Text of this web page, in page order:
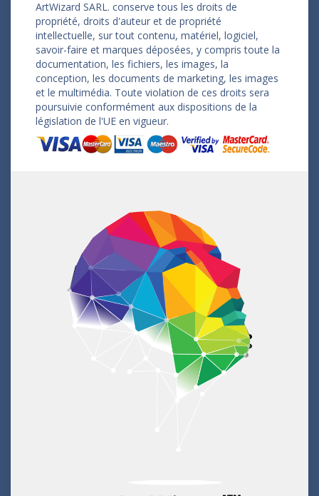
ArtWizard SARL. conserve tous les droits de
propriété, droits d'auteur et de propriété
intellectuelle, sur tout contenu, matériel, logiciel,
savoir-faire et marques déposées, y compris toute la
documentation, les fichiers, les images, la
conception, les documents de marketing, les images
et le multimédia. Toute violation de ces droits sera
poursuivie conformément aux dispositions de la
législation de l'UE en vigueur.